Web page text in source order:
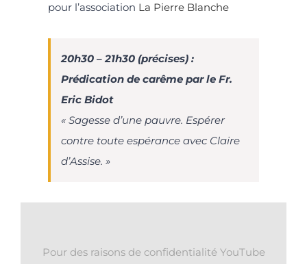
pour l’association La Pierre Blanche
20h30 – 21h30 (précises) :
Prédication de carême par le Fr.
Eric Bidot
« Sagesse d’une pauvre. Espérer
contre toute espérance avec Claire
d’Assise. »
Pour des raisons de confidentialité YouTube